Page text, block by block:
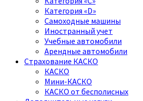
Категория «D»
Самоходные машины
Иностранный учет
Учебные автомобили
Арендные автомобили
Страхование КАСКО
КАСКО
Мини-КАСКО
КАСКО от бесполисных